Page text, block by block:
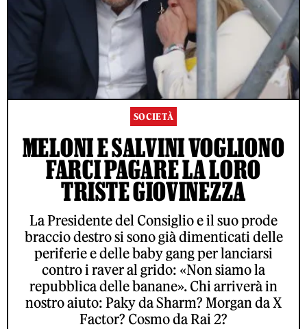
SOCIETÀ
MELONI E SALVINI VOGLIONO
FARCI PAGARE LA LORO
TRISTE GIOVINEZZA
La Presidente del Consiglio e il suo prode
braccio destro si sono già dimenticati delle
periferie e delle baby gang per lanciarsi
contro i raver al grido: «Non siamo la
repubblica delle banane». Chi arriverà in
nostro aiuto: Paky da Sharm? Morgan da X
Factor? Cosmo da Rai 2?